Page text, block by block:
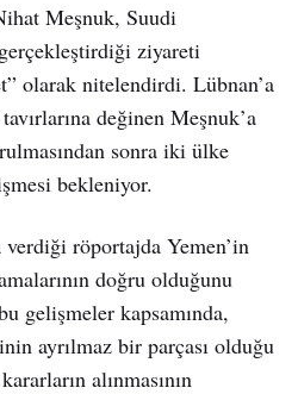
Meşnuk, Suudi
ziyareti
olarak nitelendirdi. Lübnan’a
değinen Meşnuk’a
sonra iki ülke
bekleniyor.
röportajda Yemen’in
doğru olduğunu
gelişmeler kapsamında,
ayrılmaz bir parçası olduğu
alınmasının